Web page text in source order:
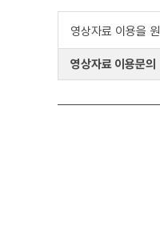
영상자료 이용을
영상자료 이용문의